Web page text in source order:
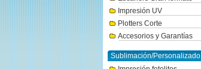
Impresión UV
Plotters Corte
Accesorios y Garantías
Sublimación/Personalizado